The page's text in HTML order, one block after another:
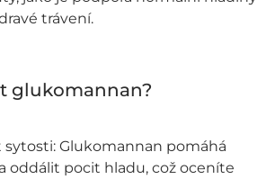
trávení.
glukomannan?
Glukomannan pomáhá
oddálit pocit hladu, což oceníte